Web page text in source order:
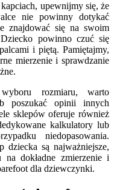
upewnijmy się, że
nie powinny dotykać
znajdować się na swoim
powinno czuć się
i piętą. Pamiętajmy,
mierzenie i sprawdzanie
rozmiaru, warto
poszukać opinii innych
sklepów oferuje również
kalkulatory lub
niedopasowania.
dziecka są najważniejsze,
dokładne zmierzenie i
dla dziewczynki.